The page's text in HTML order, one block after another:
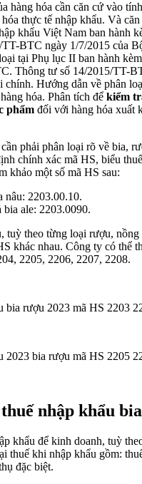
hàng hóa cần căn cứ vào
hóa thực tế nhập khẩu. Và
khẩu Việt Nam ban hành
BTC ngày 1/7/2015 của
tại Phụ lục II ban hành
Thông tư số 14/2015/TT-
chính. Hướng dẫn về phân
hóa. Phân tích để kiểm
phẩm đối với hàng hóa xuất
phải phân loại rõ về bia,
chính xác mã HS, biểu
khảo một số mã HS sau:
nâu: 2203.00.10.
ale: 2203.0090.
tuỳ theo từng loại rượu, nồng
khác nhau. Công ty có thể
2205, 2206, 2207, 2208.
nhập khẩu
khẩu để kinh doanh, tuỳ
thuế khi nhập khẩu gồm:
đặc biệt.